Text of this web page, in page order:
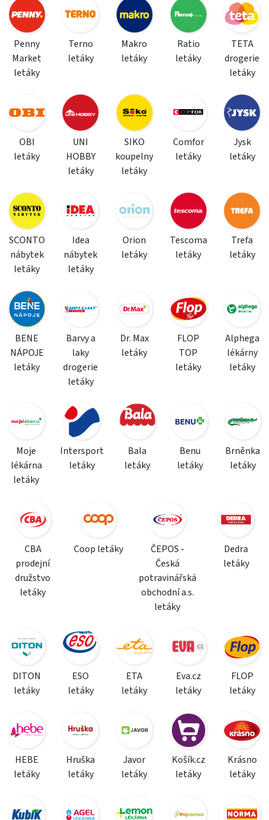
Penny
Market
letáky
Terno
letáky
Makro
letáky
Ratio
letáky
TETA
drogerie
letáky
OBI
letáky
UNI
HOBBY
letáky
SIKO
koupelny
letáky
Comfor
letáky
Jysk
letáky
SCONTO
nábytek
letáky
Idea
nábytek
letáky
Orion
letáky
Tescoma
letáky
Trefa
letáky
BENE
NÁPOJE
letáky
Barvy a
laky
drogerie
letáky
Dr. Max
letáky
FLOP
TOP
letáky
Alphega
lékárny
letáky
Moje
lékárna
letáky
Intersport
letáky
Bala
letáky
Benu
letáky
Brněnka
letáky
CBA
prodejní
družstvo
letáky
Coop letáky
ČEPOS -
Česká
potravinářská
obchodní a.s.
letáky
Dedra
letáky
DITON
letáky
ESO
letáky
ETA
letáky
Eva.cz
letáky
FLOP
letáky
HEBE
letáky
Hruška
letáky
Javor
letáky
Košík.cz
letáky
Krásno
letáky